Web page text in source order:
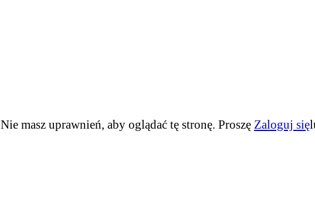
Nie masz uprawnień, aby oglądać tę stronę. Proszę Zaloguj się